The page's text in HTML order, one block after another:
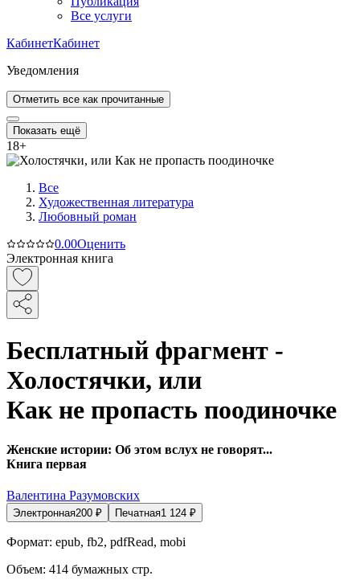
Все услуги
КабинетКабинет
Уведомления
Отметить все как прочитанные
Показать ещё
18+
Все
Художественная литература
Любовный роман
0.00Оценить
Электронная книга
Бесплатный фрагмент -
Холостячки, или
Как не пропасть поодиночке
Женские истории: Об этом вслух не говорят...
Книга первая
Валентина Разумовских
Электронная200 ₽ Печатная1 124 ₽
Формат: epub, fb2, pdfRead, mobi
Объем: 414 бумажных стр.